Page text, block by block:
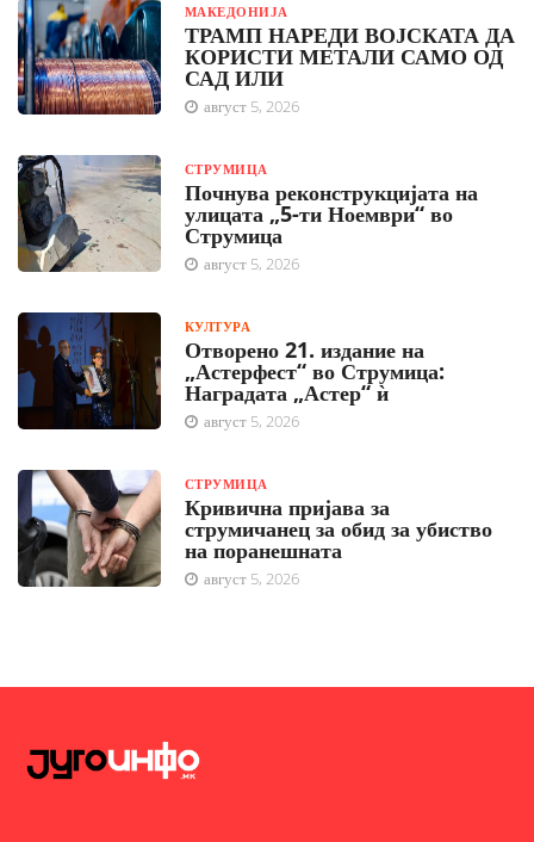
МАКЕДОНИЈА
ТРАМП НАРЕДИ ВОЈСКАТА ДА
КОРИСТИ МЕТАЛИ САМО ОД
САД ИЛИ
август 5, 2026
СТРУМИЦА
Почнува реконструкцијата на
улицата „5-ти Ноември“ во
Струмица
август 5, 2026
КУЛТУРА
Отворено 21. издание на
„Астерфест“ во Струмица:
Наградата „Астер“ ѝ
август 5, 2026
СТРУМИЦА
Кривична пријава за
струмичанец за обид за убиство
на поранешната
август 5, 2026